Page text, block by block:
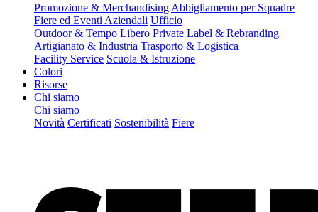
Promozione & Merchandising Abbigliamento per Squadre
Fiere ed Eventi Aziendali Ufficio
Outdoor & Tempo Libero Private Label & Rebranding
Artigianato & Industria Trasporto & Logistica
Facility Service Scuola & Istruzione
Colori
Risorse
Chi siamo
Chi siamo
Novità Certificati Sostenibilità Fiere